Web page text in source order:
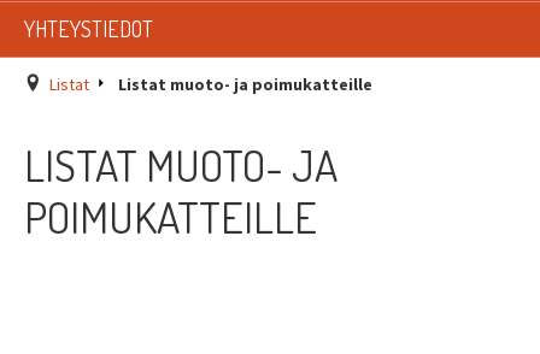
LISTAT
SADEVESIJÄRJESTELMÄT
YHTEYSTIEDOT
Listat Listat muoto- ja poimukatteille
LISTAT MUOTO- JA
POIMUKATTEILLE